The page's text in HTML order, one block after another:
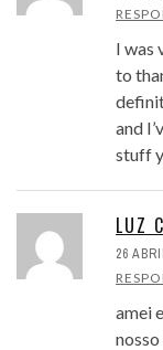
I was
to
and
stuff
LUZ
26
amei
nosso